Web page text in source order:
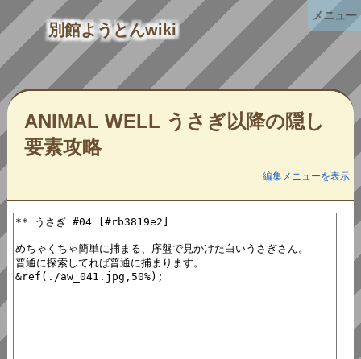
別館ようとんwiki
ANIMAL WELL うさぎ以降の隠し
要素攻略
編集メニューを表示
メニュー